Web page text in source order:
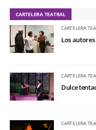
CARTELERA TEATRAL
CARTELERA
Los
CARTELERA
Dulce
CARTELERA